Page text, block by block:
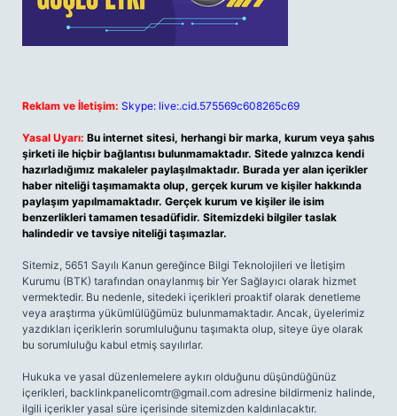
Reklam ve İletişim: Skype: live:.cid.575569c608265c69
Yasal Uyarı: Bu internet sitesi, herhangi bir marka, kurum veya şahıs
şirketi ile hiçbir bağlantısı bulunmamaktadır. Sitede yalnızca kendi
hazırladığımız makaleler paylaşılmaktadır. Burada yer alan içerikler
haber niteliği taşımamakta olup, gerçek kurum ve kişiler hakkında
paylaşım yapılmamaktadır. Gerçek kurum ve kişiler ile isim
benzerlikleri tamamen tesadüfidir. Sitemizdeki bilgiler taslak
halindedir ve tavsiye niteliği taşımazlar.
Sitemiz, 5651 Sayılı Kanun gereğince Bilgi Teknolojileri ve İletişim
Kurumu (BTK) tarafından onaylanmış bir Yer Sağlayıcı olarak hizmet
vermektedir. Bu nedenle, sitedeki içerikleri proaktif olarak denetleme
veya araştırma yükümlülüğümüz bulunmamaktadır. Ancak, üyelerimiz
yazdıkları içeriklerin sorumluluğunu taşımakta olup, siteye üye olarak
bu sorumluluğu kabul etmiş sayılırlar.
Hukuka ve yasal düzenlemelere aykırı olduğunu düşündüğünüz
içerikleri, backlinkpanelicomtr@gmail.com adresine bildirmeniz halinde,
ilgili içerikler yasal süre içerisinde sitemizden kaldırılacaktır.